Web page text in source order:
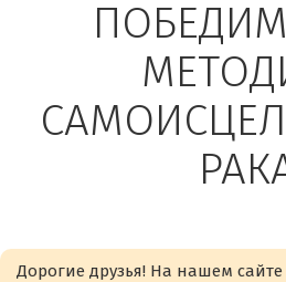
Дорогие друзья! На нашем сайте